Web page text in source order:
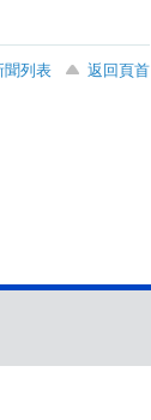
聞列表
返回頁首